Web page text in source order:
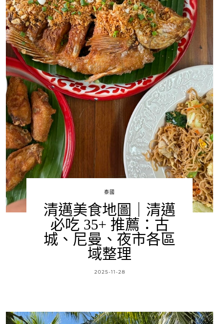
泰國
清邁美食地圖｜清邁
必吃 35+ 推薦：古
城、尼曼、夜市各區
域整理
2025-11-28